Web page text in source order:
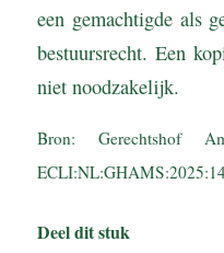
een gemachtigde als
bestuursrecht. Een
niet noodzakelijk.
Bron: Gerechtshof
Deel dit stuk